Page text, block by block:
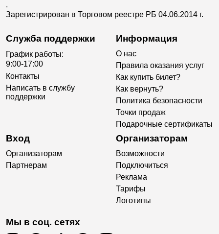
.
Зарегистрирован в Торговом реестре РБ 04.06.2014 г.
Служба поддержки
График работы:
9:00-17:00
Контакты
Написать в службу
поддержки
Информация
О нас
Правила оказания услуг
Как купить билет?
Как вернуть?
Политика безопасности
Точки продаж
Подарочные сертификаты
Вход
Организаторам
Партнерам
Организаторам
Возможности
Подключиться
Реклама
Тарифы
Логотипы
Мы в соц. сетях